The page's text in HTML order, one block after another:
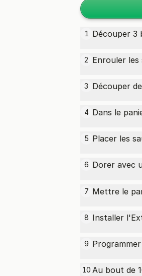
1 Découper 3
2 Enrouler les
3 Découper
4 Dans le
5 Placer les
6 Dorer avec
7 Mettre le
8 Installer
9
10 Au bout de